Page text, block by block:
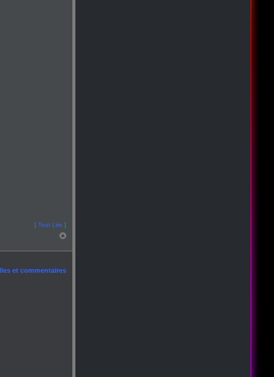
[ Tout Lire ]
et commentaires